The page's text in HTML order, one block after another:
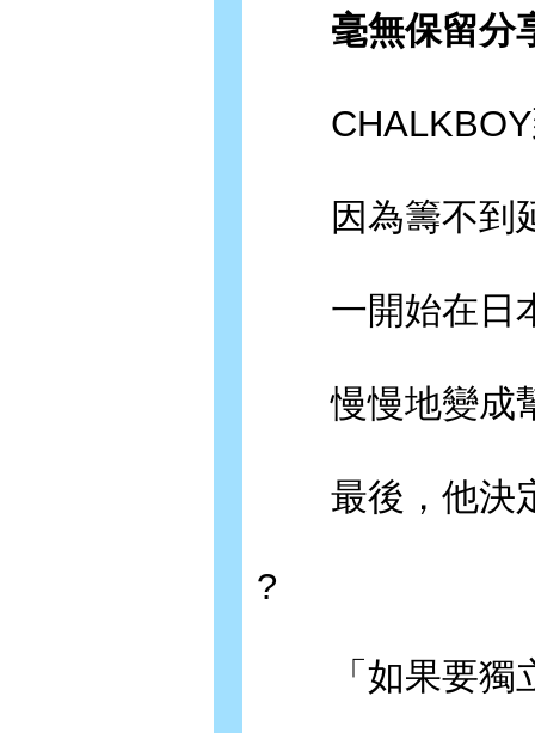
毫無保留分
CHALKBOY
因為籌不到延
一開始在日本
慢慢地變成
最後，他決定
?
「如果要獨立